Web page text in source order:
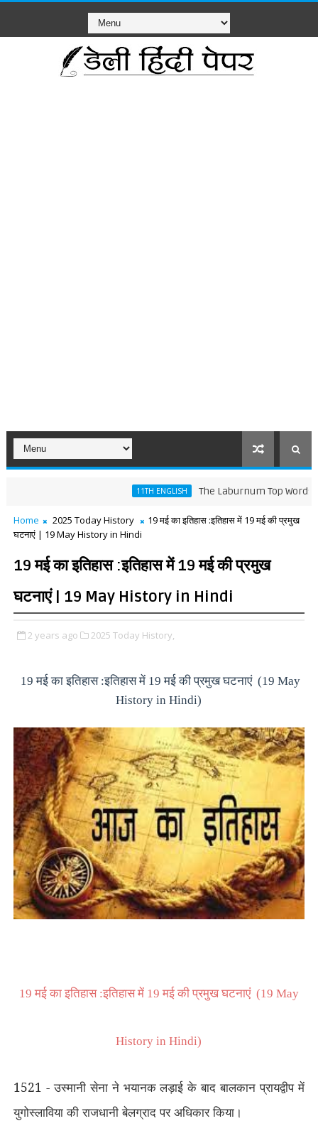
11TH ENGLISH The Laburnum Top Words
Home 2025 Today History
19 मई का इतिहास :इतिहास में 19 मई की प्रमुख
घटनाएं | 19 May History in Hindi
19 मई का इतिहास :इतिहास में 19 मई की प्रमुख
घटनाएं | 19 May History in Hindi
2 years ago 2025 Today History,
19 मई का इतिहास :इतिहास में 19 मई की प्रमुख घटनाएं (19 May
History in Hindi)
19 मई का इतिहास :इतिहास में 19 मई की प्रमुख घटनाएं (19 May
History in Hindi)
1521 - उस्मानी सेना ने भयानक लड़ाई के बाद बालकान प्रायद्वीप में
युगोस्लाविया की राजधानी बेलग्राद पर अधिकार किया।